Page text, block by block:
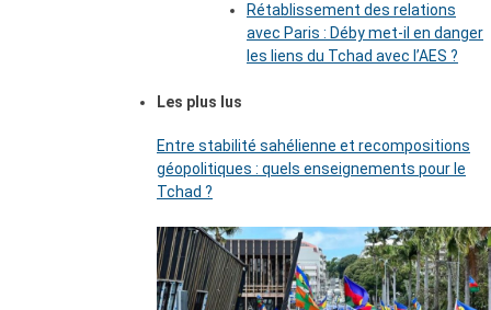
Rétablissement des relations
avec Paris : Déby met-il en danger
les liens du Tchad avec l’AES ?
Les plus lus
Entre stabilité sahélienne et recompositions
géopolitiques : quels enseignements pour le
Tchad ?